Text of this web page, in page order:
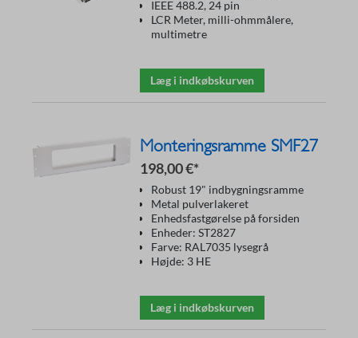
IEEE 488.2, 24 pin
LCR Meter, milli-ohmmålere,
multimetre
Læg i indkøbskurven
Monteringsramme SMF27
198,00 €*
Robust 19" indbygningsramme
Metal pulverlakeret
Enhedsfastgørelse på forsiden
Enheder: ST2827
Farve: RAL7035 lysegrå
Højde: 3 HE
Læg i indkøbskurven